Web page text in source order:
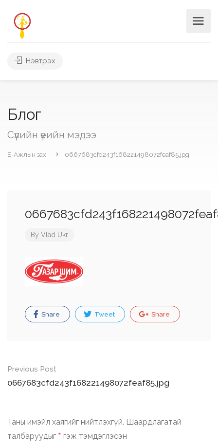
Нэвтрэх
Блог
Сүүлийн үеийн мэдээ
Е-Ажлын зах 0667683cfd243f168221498072feaf85.jpg
By Vlad Ukr
Share Tweet Share
Post
navigation
Previous Post
0667683cfd243f168221498072feaf85.jpg
Таны имэйл хаягийг нийтлэхгүй. Шаардлагатай
талбаруудыг * гэж тэмдэглэсэн